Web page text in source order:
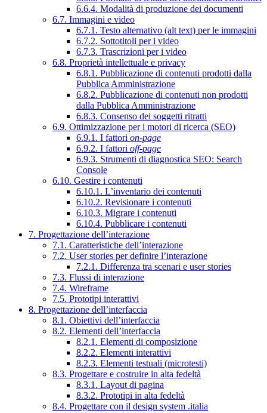
6.6.4. Modalità di produzione dei documenti
6.7. Immagini e video
6.7.1. Testo alternativo (alt text) per le immagini
6.7.2. Sottotitoli per i video
6.7.3. Trascrizioni per i video
6.8. Proprietà intellettuale e privacy
6.8.1. Pubblicazione di contenuti prodotti dalla
Pubblica Amministrazione
6.8.2. Pubblicazione di contenuti non prodotti
dalla Pubblica Amministrazione
6.8.3. Consenso dei soggetti ritratti
6.9. Ottimizzazione per i motori di ricerca (SEO)
6.9.1. I fattori on-page
6.9.2. I fattori off-page
6.9.3. Strumenti di diagnostica SEO: Search
Console
6.10. Gestire i contenuti
6.10.1. L’inventario dei contenuti
6.10.2. Revisionare i contenuti
6.10.3. Migrare i contenuti
6.10.4. Pubblicare i contenuti
7. Progettazione dell’interazione
7.1. Caratteristiche dell’interazione
7.2. User stories per definire l’interazione
7.2.1. Differenza tra scenari e user stories
7.3. Flussi di interazione
7.4. Wireframe
7.5. Prototipi interattivi
8. Progettazione dell’interfaccia
8.1. Obiettivi dell’interfaccia
8.2. Elementi dell’interfaccia
8.2.1. Elementi di composizione
8.2.2. Elementi interattivi
8.2.3. Elementi testuali (microtesti)
8.3. Progettare e costruire in alta fedeltà
8.3.1. Layout di pagina
8.3.2. Prototipi in alta fedeltà
8.4. Progettare con il design system .italia